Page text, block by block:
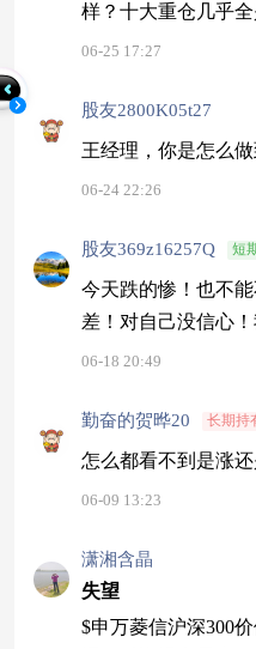
样？十大重仓几乎
06-25 17:27
股友2800K05t27
王经理，你是怎么
06-24 22:26
股友369z16257Q 短
今天跌的惨！也不
差！对自己没信心
06-18 20:49
勤奋的贺晔20 长期持
怎么都看不到是涨还
06-09 13:23
潇湘含晶
失望
$申万菱信沪深300